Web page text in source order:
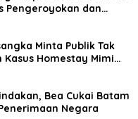
Pengeroyokan dan
Minta Publik Tak
Homestay Mimi
Bea Cukai Batam
Negara